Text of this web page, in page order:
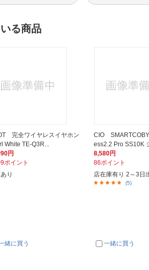
る商品
完全ワイヤレスイヤホン
White TE-Q3R...
円
ポイント
り
緒に買う
CIO SMARTCOBY
ess2.2 Pro SS10K
8,580円
86ポイント
店在庫有り 2～3日
(5)
一緒に買う